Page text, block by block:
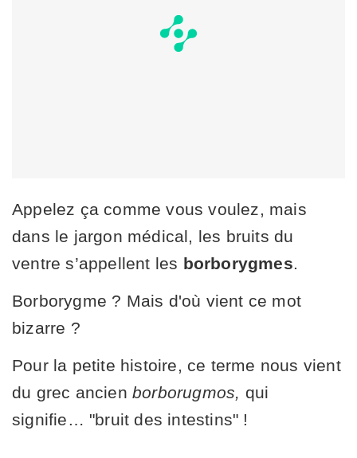
Appelez ça comme vous voulez, mais
dans le jargon médical, les bruits du
ventre s’appellent les borborygmes
Borborygme ? Mais d'où vient ce mot
bizarre ?
Pour la petite histoire, ce terme nous vient
du grec ancien borborugmos,
qui
signifie… "bruit des intestins" !